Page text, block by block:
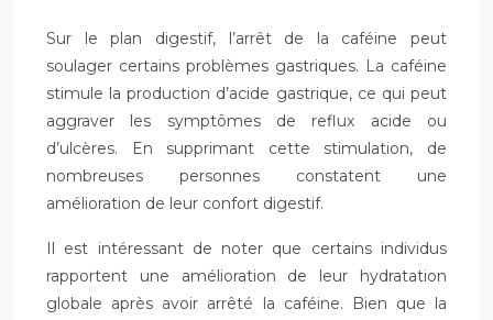
Sur le plan digestif, l’arrêt de la caféine peut
soulager certains problèmes gastriques. La caféine
stimule la production d’acide gastrique, ce qui peut
aggraver les symptômes de reflux acide ou
d’ulcères. En supprimant cette stimulation, de
nombreuses personnes constatent une
amélioration de leur confort digestif.
Il est intéressant de noter que certains individus
rapportent une amélioration de leur hydratation
globale après avoir arrêté la caféine. Bien que la